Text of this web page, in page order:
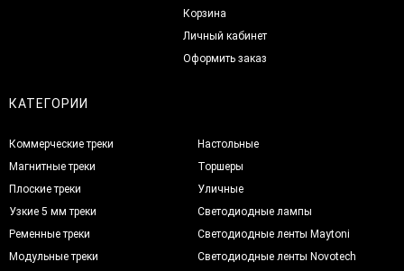
Корзина
Личный кабинет
Оформить заказ
КАТЕГОРИИ
Коммерческие треки
Магнитные треки
Плоские треки
Узкие 5 мм треки
Ременные треки
Модульные треки
Настольные
Торшеры
Уличные
Светодиодные лампы
Светодиодные ленты Maytoni
Светодиодные ленты Novotech